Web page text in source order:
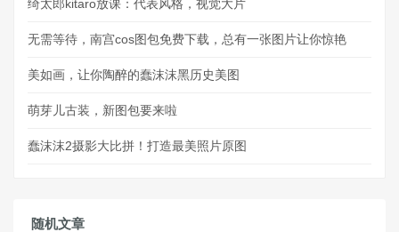
绮太郎kitaro放课：代表风格，视觉大片
无需等待，南宫cos图包免费下载，总有一张图片让你惊艳
美如画，让你陶醉的蠢沫沫黑历史美图
萌芽儿古装，新图包要来啦
蠢沫沫2摄影大比拼！打造最美照片原图
随机文章